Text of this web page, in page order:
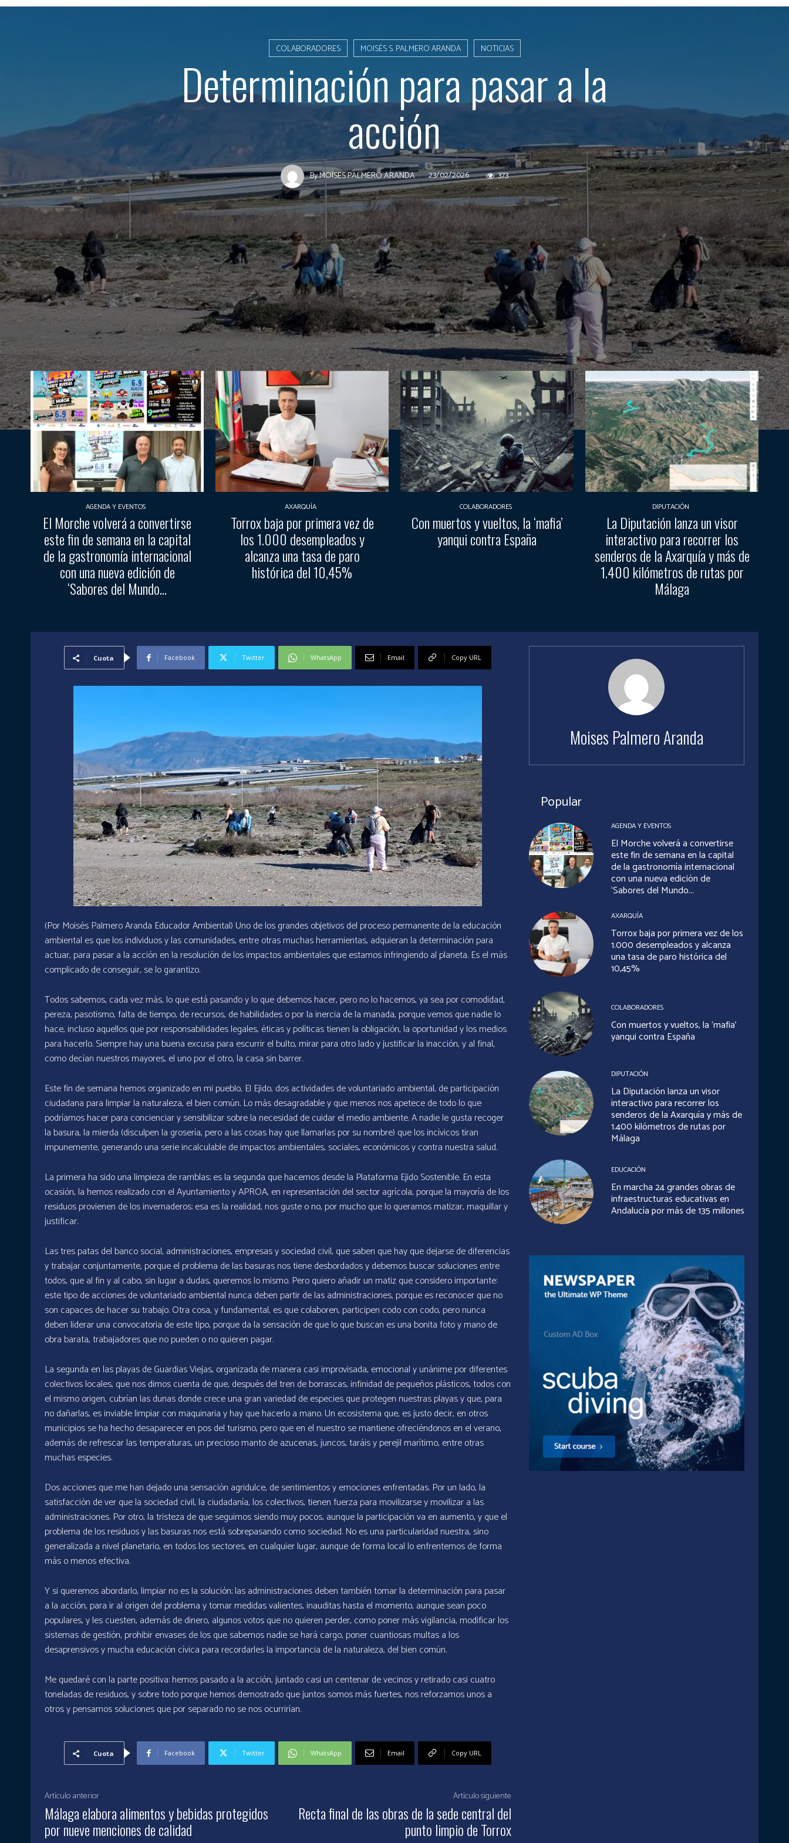
COLABORADORES MOISÉS S. PALMERO ARANDA NOTICIAS
Determinación para pasar a la
acción
ByMOISES PALMERO ARANDA 23/02/2026 373
AGENDA Y EVENTOS
El Morche volverá a convertirse
este fin de semana en la capital
de la gastronomía internacional
con una nueva edición de
‘Sabores del Mundo...
AXARQUÍA
Torrox baja por primera vez de
los 1.000 desempleados y
alcanza una tasa de paro
histórica del 10,45%
COLABORADORES
Con muertos y vueltos, la ‘mafia’
yanqui contra España
DIPUTACIÓN
La Diputación lanza un visor
interactivo para recorrer los
senderos de la Axarquía y más de
1.400 kilómetros de rutas por
Málaga
Cuota Facebook Twitter WhatsApp Email Copy URL
(Por Moisés Palmero Aranda Educador Ambiental) Uno de los grandes objetivos del proceso permanente de la educación
ambiental es que los individuos y las comunidades, entre otras muchas herramientas, adquieran la determinación para
actuar, para pasar a la acción en la resolución de los impactos ambientales que estamos infringiendo al planeta. Es el más
complicado de conseguir, se lo garantizo.
Todos sabemos, cada vez más, lo que está pasando y lo que debemos hacer, pero no lo hacemos, ya sea por comodidad,
pereza, pasotismo, falta de tiempo, de recursos, de habilidades o por la inercia de la manada, porque vemos que nadie lo
hace, incluso aquellos que por responsabilidades legales, éticas y políticas tienen la obligación, la oportunidad y los medios
para hacerlo. Siempre hay una buena excusa para escurrir el bulto, mirar para otro lado y justificar la inacción, y al final,
como decían nuestros mayores, el uno por el otro, la casa sin barrer.
Este fin de semana hemos organizado en mi pueblo, El Ejido, dos actividades de voluntariado ambiental, de participación
ciudadana para limpiar la naturaleza, el bien común. Lo más desagradable y que menos nos apetece de todo lo que
podríamos hacer para concienciar y sensibilizar sobre la necesidad de cuidar el medio ambiente. A nadie le gusta recoger
la basura, la mierda (disculpen la grosería, pero a las cosas hay que llamarlas por su nombre) que los incívicos tiran
impunemente, generando una serie incalculable de impactos ambientales, sociales, económicos y contra nuestra salud.
La primera ha sido una limpieza de ramblas; es la segunda que hacemos desde la Plataforma Ejido Sostenible. En esta
ocasión, la hemos realizado con el Ayuntamiento y APROA, en representación del sector agrícola, porque la mayoría de los
residuos provienen de los invernaderos; esa es la realidad, nos guste o no, por mucho que lo queramos matizar, maquillar y
justificar.
Las tres patas del banco social, administraciones, empresas y sociedad civil, que saben que hay que dejarse de diferencias
y trabajar conjuntamente, porque el problema de las basuras nos tiene desbordados y debemos buscar soluciones entre
todos, que al fin y al cabo, sin lugar a dudas, queremos lo mismo. Pero quiero añadir un matiz que considero importante:
este tipo de acciones de voluntariado ambiental nunca deben partir de las administraciones, porque es reconocer que no
son capaces de hacer su trabajo. Otra cosa, y fundamental, es que colaboren, participen codo con codo, pero nunca
deben liderar una convocatoria de este tipo, porque da la sensación de que lo que buscan es una bonita foto y mano de
obra barata, trabajadores que no pueden o no quieren pagar.
La segunda en las playas de Guardias Viejas, organizada de manera casi improvisada, emocional y unánime por diferentes
colectivos locales, que nos dimos cuenta de que, después del tren de borrascas, infinidad de pequeños plásticos, todos con
el mismo origen, cubrían las dunas donde crece una gran variedad de especies que protegen nuestras playas y que, para
no dañarlas, es inviable limpiar con maquinaria y hay que hacerlo a mano. Un ecosistema que, es justo decir, en otros
municipios se ha hecho desaparecer en pos del turismo, pero que en el nuestro se mantiene ofreciéndonos en el verano,
además de refrescar las temperaturas, un precioso manto de azucenas, juncos, taráis y perejil marítimo, entre otras
muchas especies.
Dos acciones que me han dejado una sensación agridulce, de sentimientos y emociones enfrentadas. Por un lado, la
satisfacción de ver que la sociedad civil, la ciudadanía, los colectivos, tienen fuerza para movilizarse y movilizar a las
administraciones. Por otro, la tristeza de que seguimos siendo muy pocos, aunque la participación va en aumento, y que el
problema de los residuos y las basuras nos está sobrepasando como sociedad. No es una particularidad nuestra, sino
generalizada a nivel planetario, en todos los sectores, en cualquier lugar, aunque de forma local lo enfrentemos de forma
más o menos efectiva.
Y si queremos abordarlo, limpiar no es la solución; las administraciones deben también tomar la determinación para pasar
a la acción, para ir al origen del problema y tomar medidas valientes, inauditas hasta el momento, aunque sean poco
populares, y les cuesten, además de dinero, algunos votos que no quieren perder, como poner más vigilancia, modificar los
sistemas de gestión, prohibir envases de los que sabemos nadie se hará cargo, poner cuantiosas multas a los
desaprensivos y mucha educación cívica para recordarles la importancia de la naturaleza, del bien común.
Me quedaré con la parte positiva: hemos pasado a la acción, juntado casi un centenar de vecinos y retirado casi cuatro
toneladas de residuos, y sobre todo porque hemos demostrado que juntos somos más fuertes, nos reforzamos unos a
otros y pensamos soluciones que por separado no se nos ocurrirían.
Cuota Facebook Twitter WhatsApp Email Copy URL
Artículo anterior
Málaga elabora alimentos y bebidas protegidos
por nueve menciones de calidad
Artículo siguiente
Recta final de las obras de la sede central del
punto limpio de Torrox
Moises Palmero Aranda
Popular
AGENDA Y EVENTOS
El Morche volverá a convertirse
este fin de semana en la capital
de la gastronomía internacional
con una nueva edición de
‘Sabores del Mundo...
AXARQUÍA
Torrox baja por primera vez de los
1.000 desempleados y alcanza
una tasa de paro histórica del
10,45%
COLABORADORES
Con muertos y vueltos, la ‘mafia’
yanqui contra España
DIPUTACIÓN
La Diputación lanza un visor
interactivo para recorrer los
senderos de la Axarquía y más de
1.400 kilómetros de rutas por
Málaga
EDUCACIÓN
En marcha 24 grandes obras de
infraestructuras educativas en
Andalucía por más de 135 millones